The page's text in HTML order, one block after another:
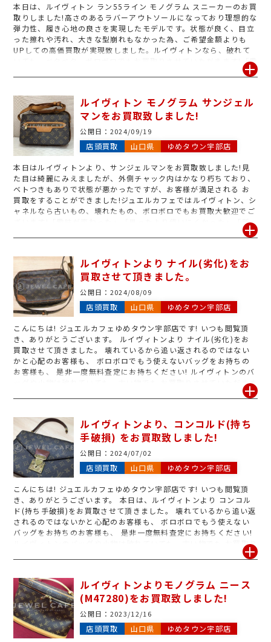
本日は、ルイヴィトン ラン55ライン モノグラム スニーカーのお買
取りしました!高さのあるラバーアウトソールになっており理想的な
弾力性、履き心地の良さを実現したモデルです。状態が良く、目立
った擦れや汚れ、大きな型崩れもなかった為、ご希望金額よりも
UPしての高価買取が実現致しました。ルイヴィトンなら、破れて
いても、ベタベタ、ボロボロでもお買取りさせていただきます!「趣
味が変わった」「思ったより使いにくかった」「新しい物を購入し
したら是非、ジュエルカフェゆめタウン宇部店までご相談ください
ませ。
ルイヴィトン モノグラム サンジェル
マンをお買取致しました!
公開日： 2024/09/19
店頭買取 山口県 ゆめタウン宇部店
本日はルイヴィトンより、サンジェルマンをお買取致しました!見
た目は綺麗にみえましたが、外側チャック内はかなり朽ちており、
ベトつきもありで状態が悪かったですが、お客様が満足される お
買取をすることができました!ジュエルカフェではルイヴィトン、シ
ャネルなら古いもの、壊れたもの、ボロボロでもお買取大歓迎でご
ざいます!「趣味が変わった」「思ったより使いにくかった」「新
しい物を購入した」等、処分や検討されているブランドバッグ、財
料査定を御利用下さいませ。
ルイヴィトンより ナイル(劣化)をお
買取させて頂きました。
公開日： 2024/08/09
店頭買取 山口県 ゆめタウン宇部店
こんにちは! ジュエルカフェゆめタウン宇部店です! いつも閲覧頂
き、ありがとうございます。 ルイヴィトンより ナイル(劣化)をお
買取させて頂きました。 壊れているから追い返されるのではない
かと心配のお客様も、 ボロボロでもう使えないバッグをお持ちの
お客様も、 是非一度無料査定にお持ちください! ルイヴィトンのバ
ッグや小物は破れていても、古い物でも お買取りさせていただきま
す。 査定だけでも大歓迎いたします! ブランドバッグ高価買取に自
ウン宇部店にて スタッフ一同、お待ちしております!
ルイヴィトンより、コンコルド(持ち
手破損) をお買取致しました!
公開日： 2024/07/02
店頭買取 山口県 ゆめタウン宇部店
こんにちは! ジュエルカフェゆめタウン宇部店です! いつも閲覧頂
き、ありがとうございます。 本日は、ルイヴィトンより コンコル
ド(持ち手破損)をお買取させて頂きました。 壊れているから追い返
されるのではないかと心配のお客様も、 ボロボロでもう使えない
バッグをお持ちのお客様も、 是非一度無料査定にお持ちください!
ルイヴィトンのバッグや小物は破れていても、古い物でも お買取り
させていただきます。 査定だけでも大歓迎いたします! ブランドバ
エルカフェ ゆめタウン宇部店にて スタッフ一同、お待ちしており
ます!
ルイヴィトンよりモノグラム ニース
(M47280)をお買取致しました!
公開日： 2023/12/16
店頭買取 山口県 ゆめタウン宇部店